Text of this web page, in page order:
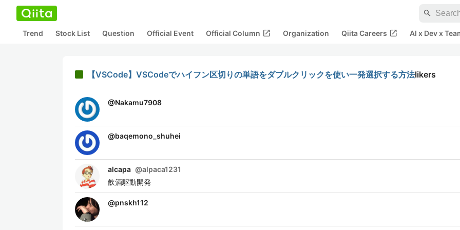
search
Trend Stock List Question Official Event Official Column open_in_new Organization Qiita Careers open_in_new AI x Dev x
【VSCode】VSCodeでハイフン区切りの単語をダブルクリックを使い一発選択する方法likers
@Nakamu7908
@baqemono_shuhei
alcapa @alpaca1231
飲酒駆動開発
@pnskh112